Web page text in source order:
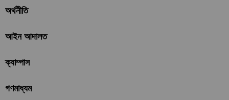
অর্থনীতি
আইন আদালত
ক্যাম্পাস
গণমাধ্যম